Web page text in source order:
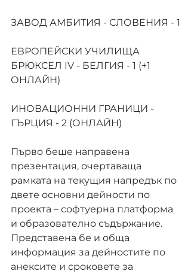
ЗАВОД АМБИТИЯ - СЛОВЕНИЯ - 1
ЕВРОПЕЙСКИ УЧИЛИЩА
БРЮКСЕЛ IV - БЕЛГИЯ - 1 (+1
ОНЛАЙН)
ИНОВАЦИОННИ ГРАНИЦИ -
ГЪРЦИЯ - 2 (ОНЛАЙН)
Първо беше направена
презентация, очертаваща
рамката на текущия напредък по
двете основни дейности по
проекта – софтуерна платформа
и образователно съдържание.
Представена бе и обща
информация за дейностите по
анексите и сроковете за